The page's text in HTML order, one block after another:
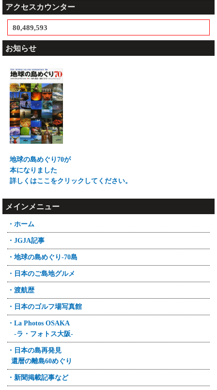
アクセスカウンター
80,489,593
お知らせ
地球の島めぐり70が
本になりました
詳しくはここをクリックしてください。
メインメニュー
・ホーム
・JGJA記事
・地球の島めぐり-70島
・日本のご島地グルメ
・渡航歴
・日本のゴルフ場写真館
・La Photos OSAKA
-ラ・フォトス大阪-
・日本の島再発見
還暦の離島60めぐり
・新聞掲載記事など